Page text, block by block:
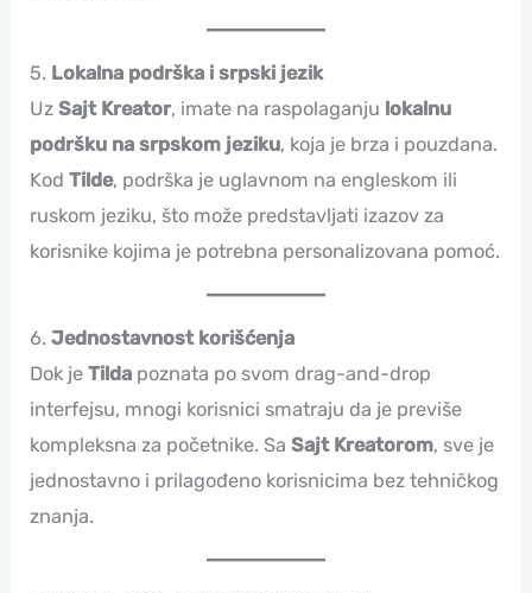
5. Lokalna podrška i srpski jezik
UzSajt Kreator, imate na raspolaganju lokalnu
podršku na srpskom jeziku, koja je brza i pouzdana.
KodTilde, podrška je uglavnom na engleskom ili
ruskom jeziku, što može predstavljati izazov za
korisnike kojima je potrebna personalizovana pomoć.
6.Jednostavnost korišćenja
Dok jeTilda poznata po svom drag-and-drop
interfejsu, mnogi korisnici smatraju da je previše
kompleksna za početnike. SaSajt Kreatorom, sve je
jednostavno i prilagođeno korisnicima bez tehničkog
znanja.